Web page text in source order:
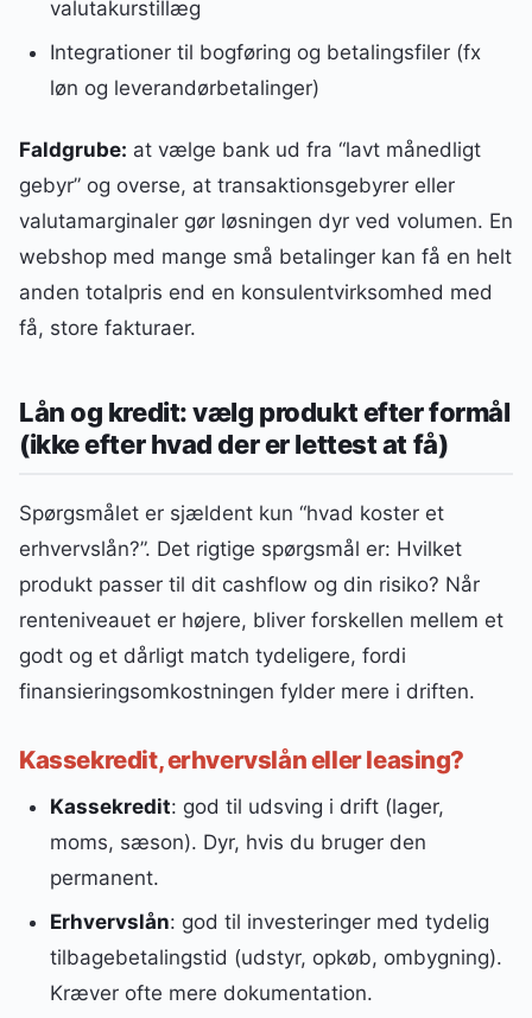
valutakurstillæg
Integrationer til bogføring og betalingsfiler (fx
løn og leverandørbetalinger)
Faldgrube: at vælge bank ud fra “lavt månedligt
gebyr” og overse, at transaktionsgebyrer eller
valutamarginaler gør løsningen dyr ved volumen. En
webshop med mange små betalinger kan få en helt
anden totalpris end en konsulentvirksomhed med
få, store fakturaer.
Lån og kredit: vælg produkt efter formål
(ikke efter hvad der er lettest at få)
Spørgsmålet er sjældent kun “hvad koster et
erhvervslån?”. Det rigtige spørgsmål er: Hvilket
produkt passer til dit cashflow og din risiko? Når
renteniveauet er højere, bliver forskellen mellem et
godt og et dårligt match tydeligere, fordi
finansieringsomkostningen fylder mere i driften.
Kassekredit, erhvervslån eller leasing?
Kassekredit: god til udsving i drift (lager,
moms, sæson). Dyr, hvis du bruger den
permanent.
Erhvervslån: god til investeringer med tydelig
tilbagebetalingstid (udstyr, opkøb, ombygning).
Kræver ofte mere dokumentation.